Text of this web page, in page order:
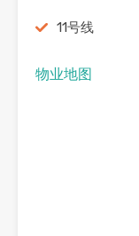
11号线
物业地图